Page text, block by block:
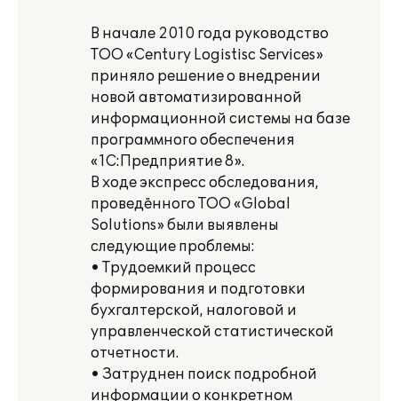
В начале 2010 года руководство
ТОО «Century Logistisc Services»
приняло решение о внедрении
новой автоматизированной
информационной системы на базе
программного обеспечения
«1С:Предприятие 8».
В ходе экспресс обследования,
проведённого ТОО «Global
Solutions» были выявлены
следующие проблемы:
• Трудоемкий процесс
формирования и подготовки
бухгалтерской, налоговой и
управленческой статистической
отчетности.
• Затруднен поиск подробной
информации о конкретном